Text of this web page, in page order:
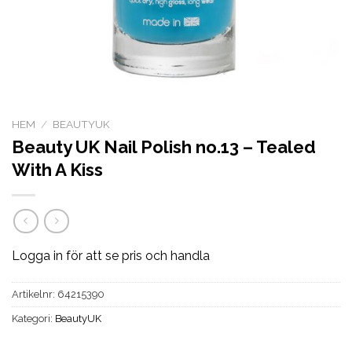
HEM / BEAUTYUK
Beauty UK Nail Polish no.13 – Tealed
With A Kiss
Logga in för att se pris och handla
Artikelnr: 64215390
Kategori: BeautyUK